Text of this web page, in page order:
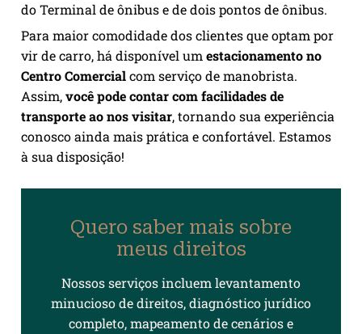
do Terminal de ônibus e de dois pontos de ônibus.
Para maior comodidade dos clientes que optam por
vir de carro, há disponível um estacionamento no
Centro Comercialcom serviço de manobrista.
Assim,você pode contar com facilidades de
transporte ao nos visitar, tornando sua experiência
conosco ainda mais prática e confortável. Estamos
à sua disposição!
Quero saber mais sobre
meus direitos
Nossos serviços incluem levantamento
minucioso de direitos, diagnóstico jurídico
completo, mapeamento de cenários e